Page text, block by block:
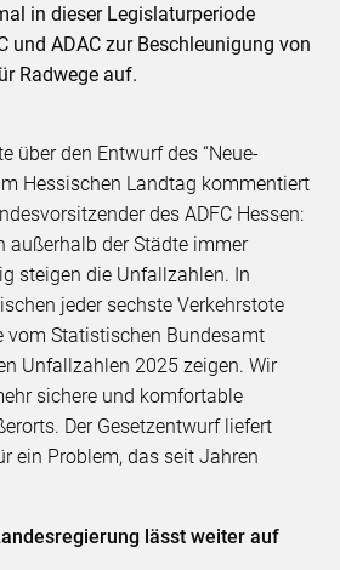
in dieser Legislaturperiode
und ADAC zur Beschleunigung von
Radwege auf.
über den Entwurf des “Neue-
Hessischen Landtag kommentiert
des ADFC Hessen:
außerhalb der Städte immer
steigen die Unfallzahlen. In
jeder sechste Verkehrstote
vom Statistischen Bundesamt
Unfallzahlen 2025 zeigen. Wir
sichere und komfortable
Der Gesetzentwurf liefert
ein Problem, das seit Jahren
lässt weiter auf